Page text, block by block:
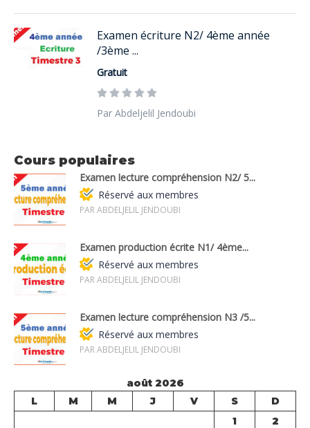
Examen écriture N2/ 4ème année
/3ème ...
Gratuit
Par Abdeljelil Jendoubi
Cours populaires
Examen lecture compréhension N2/ 5...
Réservé aux membres
PAR ABDELJELIL JENDOUBI
Examen production écrite N1/ 4ème...
Réservé aux membres
PAR ABDELJELIL JENDOUBI
Examen lecture compréhension N3 /5...
Réservé aux membres
PAR ABDELJELIL JENDOUBI
août 2026
L
M M J V S
D
1
2